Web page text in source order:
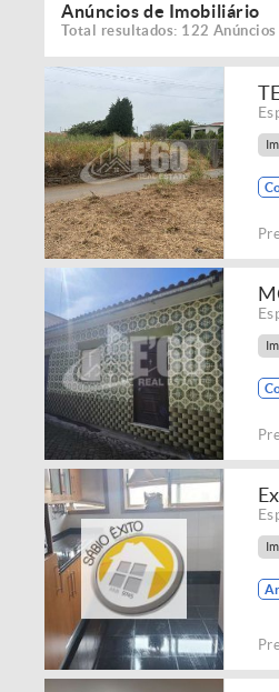
Anúncios de Imobiliário
Total resultados: 122 Anúncios